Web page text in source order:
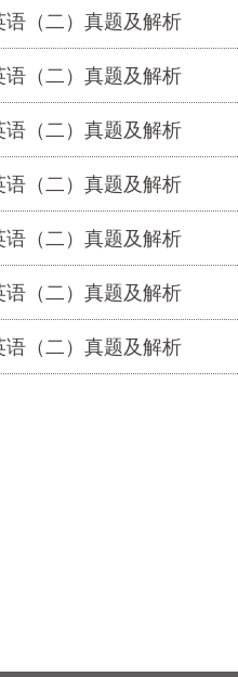
语（二）真题及解析
语（二）真题及解析
语（二）真题及解析
语（二）真题及解析
语（二）真题及解析
语（二）真题及解析
语（二）真题及解析